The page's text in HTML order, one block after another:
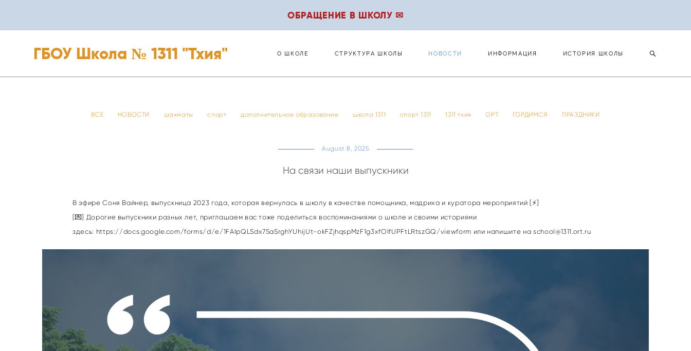
ОБРАЩЕНИЕ В ШКОЛУ ✉
ГБОУ Школа № 1311 "Тхия" О ШКОЛЕ СТРУКТУРА ШКОЛЫ НОВОСТИ ИНФОРМАЦИЯ ИСТОРИЯ ШКОЛЫ
ВСЕ НОВОСТИ шахматы спорт дополнительное образование школа 1311 спорт 1311 1311 тхия ОРТ ГОРДИМСЯ ПРАЗДНИКИ
August 8, 2025
На связи наши выпускники
В эфире Соня Вайнер, выпускница 2023 года, которая вернулась в школу в качестве помощника, мадриха и куратора мероприятий [⚡]
[💌] Дорогие выпускники разных лет, приглашаем вас тоже поделиться воспоминаниями о школе и своими историями
здесь: https://docs.google.com/forms/d/e/1FAIpQLSdx7SaSrghYUhijUt-okFZjhqspMzF1g3xfOIfUPFtLRtszGQ/viewform или напишите на school@1311.ort.ru